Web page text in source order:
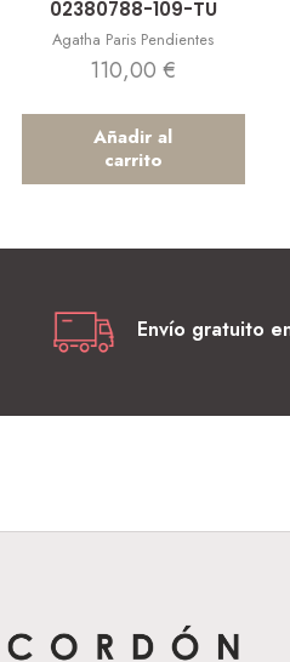
02380788-109-TU
Agatha Paris Pendientes
110,00€
Añadir al
carrito
Envío gratuito